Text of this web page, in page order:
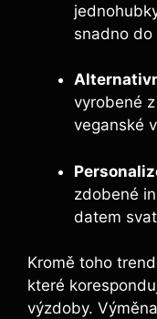
snadno do
vyrobené
veganské
zdobené
datem
Kromě toho
které
výzdoby.